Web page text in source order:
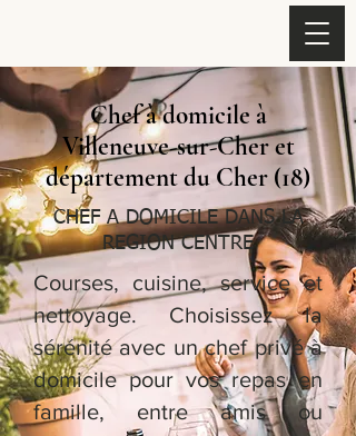
Chef à domicile à
Villeneuve-sur-Cher et
département du Cher (18)
CHEF A DOMICILE DANS LA
REGION CENTRE
Courses, cuisine, service et
nettoyage. Choisissez la
sérénité avec un chef privé à
domicile pour vos repas en
famille, entre amis ou